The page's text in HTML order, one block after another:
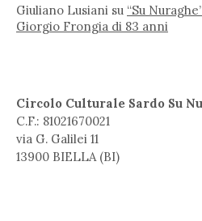
Giuliano Lusiani su “Su
Giorgio Frongia di 83 anni
Circolo Culturale Sardo Su
C.F.: 81021670021
via G. Galilei 11
13900 BIELLA (BI)